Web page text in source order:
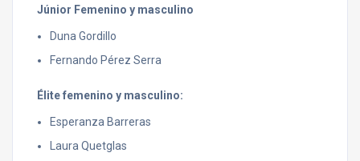
Júnior Femenino y masculino
Duna Gordillo
Fernando Pérez Serra
Élite femenino y masculino:
Esperanza Barreras
Laura Quetglas